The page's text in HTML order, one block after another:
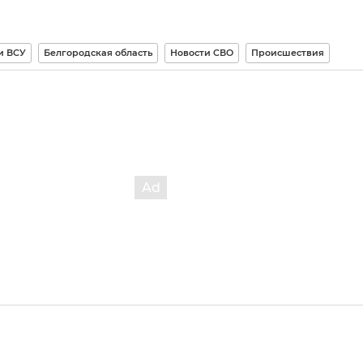
ВСУ Белгородская область Новости СВО Происшествия